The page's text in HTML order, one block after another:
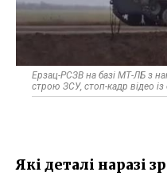
Ерзац-РСЗВ на базі МТ-ЛБ з
строю ЗСУ, стоп-кадр відео
Які деталі наразі